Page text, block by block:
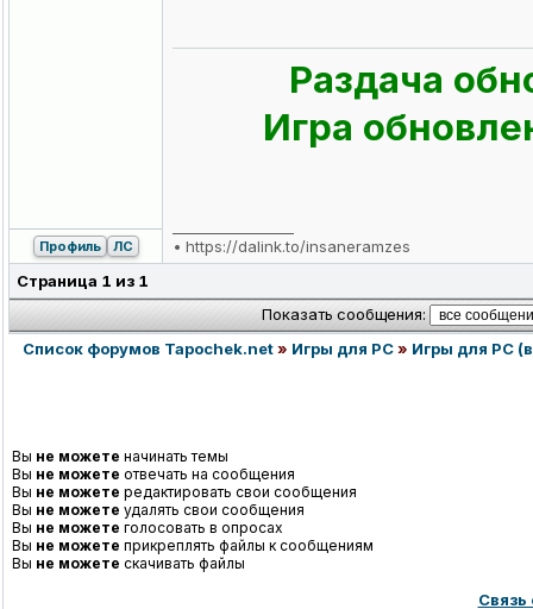
Раздача
Игра
• https://dalink.to/insaneramzes
Профиль ЛС
Страница 1 из 1
Показать сообщения:
Список форумов Tapochek.net» Игры для PC» Игры для PC
Вы не можете начинать темы
Вы не можете отвечать на сообщения
Вы не можете редактировать свои сообщения
Вы не можете удалять свои сообщения
Вы не можете голосовать в опросах
Вы не можете прикреплять файлы к сообщениям
Вы не можете скачивать файлы